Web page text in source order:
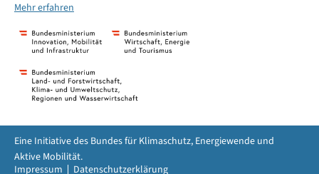
Mehr erfahren
Impressum Datenschutzerklärung
Eine Initiative des Bundes für Klimaschutz, Energiewende und
Aktive Mobilität.